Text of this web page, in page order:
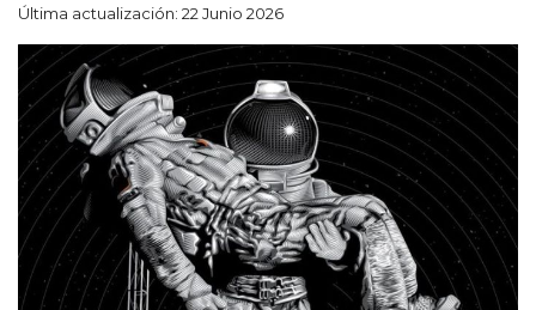
Última actualización: 22 Junio 2026